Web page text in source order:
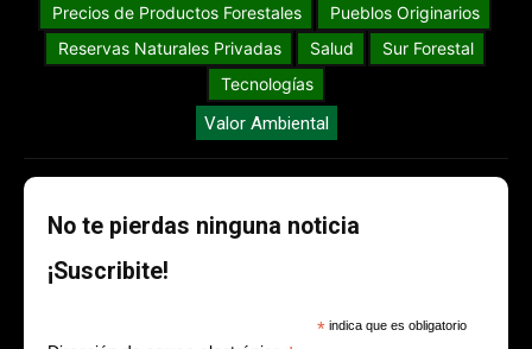
Precios de Productos Forestales
Pueblos Originarios
Reservas Naturales Privadas
Salud
Sur Forestal
Tecnologías
Valor Ambiental
No te pierdas ninguna noticia
¡Suscribite!
* indica que es obligatorio